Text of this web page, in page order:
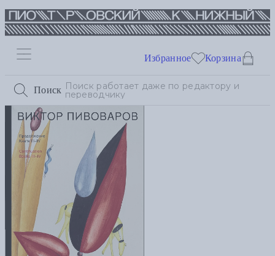
Поиск
Избранное Корзина